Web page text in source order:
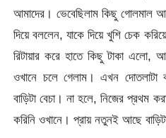
আমাদের। ভেবেছিলাম কিছু গোলমাল
দিয়ে বললেন, যাকে দিয়ে খুশি চেক
রিটায়ার করে হাতে কিছু টাকা এলো,
ওখানে চলে গেলাম। এখন
বাড়িটা বেচা। না হলে, নিজের প্রথম
করিনি ওখানে। প্রায় নতুনই আছে